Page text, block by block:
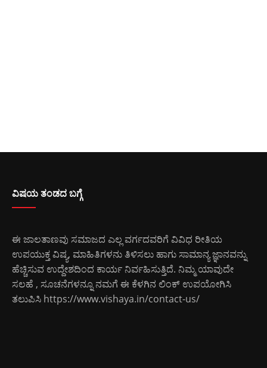
ವಿಷಯ ತಂಡದ ಬಗ್ಗೆ
ಈ ಜಾಲತಾಣವು ಸಮಾಜದ ಎಲ್ಲ ವರ್ಗದವರಿಗೆ ವಿವಿಧ ರೀತಿಯ
ಉಪಯುಕ್ತ ವಿಷ್ಯ, ಮಾಹಿತಿಗಳನು ತಿಳಿಸಲು ಹಾಗು ಸಾಮಾನ್ಯ ಜ್ಞಾನವನ್ನು
ಹೆಚ್ಚಿಸುವ ಉದ್ದೇಶದಿಂದ ಕಾರ್ಯ ನಿರ್ವಹಿಸುತ್ತಿದೆ. ನಿಮ್ಮ ಯಾವುದೇ
ಸಲಹೆ , ಸೂಚನೆಗಳನ್ನೂ ನಮಗೆ ಈ ಕೆಳಗಿನ ಲಿಂಕ್ ಉಪಯೋಗಿಸಿ
ತಲುಪಿಸಿ https://www.vishaya.in/contact-us/